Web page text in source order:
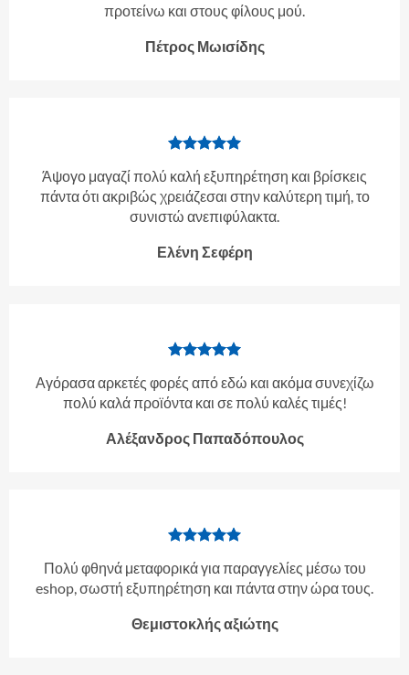
προτείνω και στους φίλους μού.
Πέτρος Μωισίδης
Άψογο μαγαζί πολύ καλή εξυπηρέτηση και βρίσκεις
πάντα ότι ακριβώς χρειάζεσαι στην καλύτερη τιμή, το
συνιστώ ανεπιφύλακτα.
Ελένη Σεφέρη
Αγόρασα αρκετές φορές από εδώ και ακόμα συνεχίζω
πολύ καλά προϊόντα και σε πολύ καλές τιμές!
Αλέξανδρος Παπαδόπουλος
Πολύ φθηνά μεταφορικά για παραγγελίες μέσω του
eshop, σωστή εξυπηρέτηση και πάντα στην ώρα τους.
Θεμιστοκλής αξιώτης